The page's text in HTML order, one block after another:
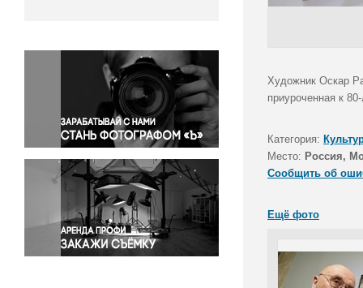
Окружающая среда
Политика
Правосудие
Происшествия и конфликты
Религия
Светская жизнь
Спорт
Экология
Экономика и бизнес
Художник Оскар
приуроченная к
Категория:
Место: Россия,
Сообщить об
Ещё фото